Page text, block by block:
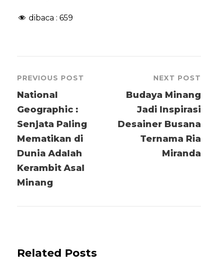
dibaca : 659
PREVIOUS POST
National
Geographic :
Senjata Paling
Mematikan di
Dunia Adalah
Kerambit Asal
Minang
NEXT POST
Budaya Minang
Jadi Inspirasi
Desainer Busana
Ternama Ria
Miranda
Related Posts